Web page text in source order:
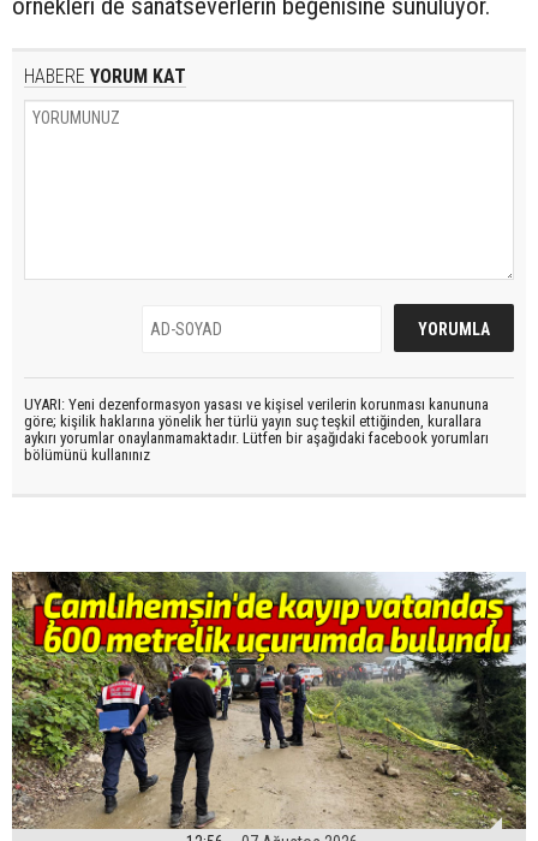
örnekleri de sanatseverlerin beğenisine sunuluyor.
HABERE YORUM KAT
UYARI: Yeni dezenformasyon yasası ve kişisel verilerin korunması kanununa
göre; kişilik haklarına yönelik her türlü yayın suç teşkil ettiğinden, kurallara
aykırı yorumlar onaylanmamaktadır. Lütfen bir aşağıdaki facebook yorumları
bölümünü kullanınız